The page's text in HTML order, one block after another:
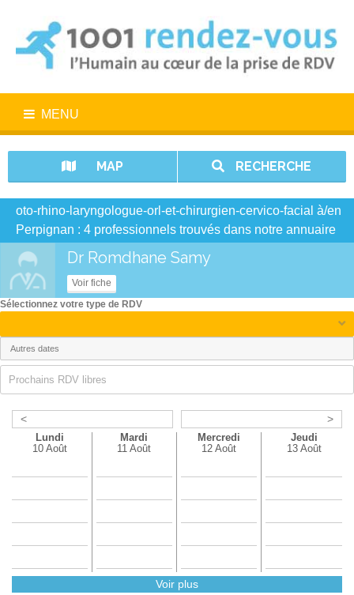
MENU
MAP RECHERCHE
oto-rhino-laryngologue-orl-et-chirurgien-cervico-facial à/en
Perpignan : 4 professionnels trouvés dans notre annuaire
Dr Romdhane Samy
Voir fiche
< >
Lundi
10 Août
Mardi
11 Août
Mercredi
12 Août
Jeudi
13 Août
Voir plus
Sélectionnez votre type de RDV
Prochains RDV libres